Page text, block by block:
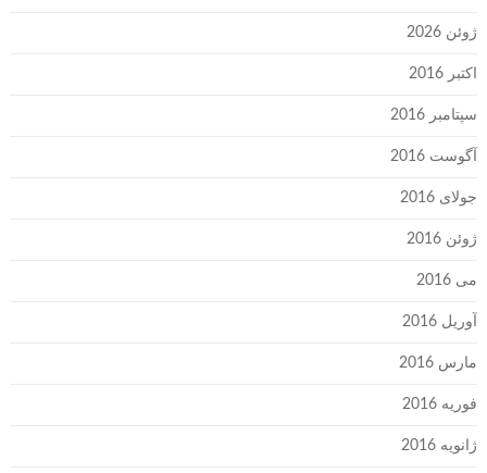
ژوئن 2026
اکتبر 2016
سپتامبر 2016
آگوست 2016
جولای 2016
ژوئن 2016
می 2016
آوریل 2016
مارس 2016
فوریه 2016
ژانویه 2016